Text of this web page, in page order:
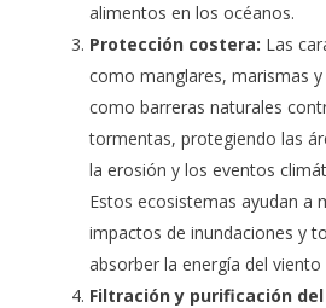
alimentos en los océanos.
Protección costera: Las
como manglares, marismas
como barreras naturales
tormentas, protegiendo las
la erosión y los eventos
Estos ecosistemas ayudan a
impactos de inundaciones y
absorber la energía del viento
Filtración y purificación